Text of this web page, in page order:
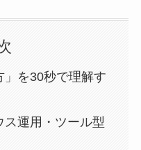
」を30秒で理解す
運用・ツール型